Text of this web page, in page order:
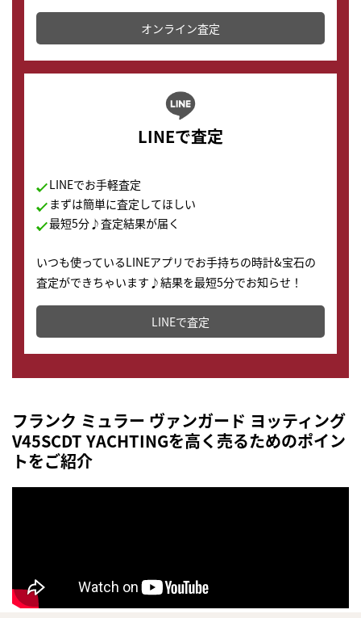
かります。
オンライン査定
LINEで査定
LINEでお手軽査定
まずは簡単に査定してほしい
最短5分♪査定結果が届く
いつも使っているLINEアプリでお手持ちの時計&宝石の
査定ができちゃいます♪結果を最短5分でお知らせ！
どこからでもすぐに査定金額を知ることが出来ます。
LINEで査定
フランク ミュラー ヴァンガード ヨッティング
V45SCDT YACHTINGを高く売るためのポイン
トをご紹介